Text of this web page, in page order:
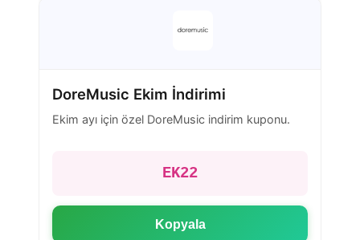
DoreMusic Ekim İndirimi
Ekim ayı için özel DoreMusic indirim kuponu.
EK22
Kopyala